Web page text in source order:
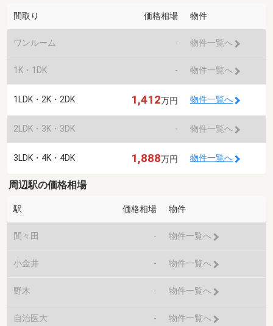
間取り 価格相場 物件
ワンルーム - 物件一覧へ
1K・1DK - 物件一覧へ
1LDK・2K・2DK 1,412万円 物件一覧へ
2LDK・3K・3DK - 物件一覧へ
3LDK・4K・4DK 1,888万円 物件一覧へ
周辺駅の価格相場
駅 価格相場 物件
間々田 - 物件一覧へ
小金井 - 物件一覧へ
野木 - 物件一覧へ
自治医大 - 物件一覧へ